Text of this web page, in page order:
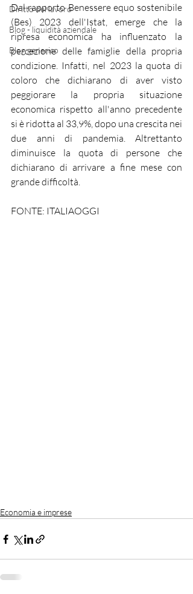
Diritto del lavoro
Blog - liquidità aziendale
Blog generico
Dal rapporto Benessere equo sostenibile
(Bes) 2023 dell'Istat, emerge che la
ripresa economica ha influenzato la
percezione delle famiglie della propria
condizione. Infatti, nel 2023 la quota di
coloro che dichiarano di aver visto
peggiorare la propria situazione
economica rispetto all'anno precedente
si è ridotta al 33,9%, dopo una crescita nei
due anni di pandemia. Altrettanto
diminuisce la quota di persone che
dichiarano di arrivare a fine mese con
grande difficoltà.
FONTE: ITALIAOGGI
Economia e imprese